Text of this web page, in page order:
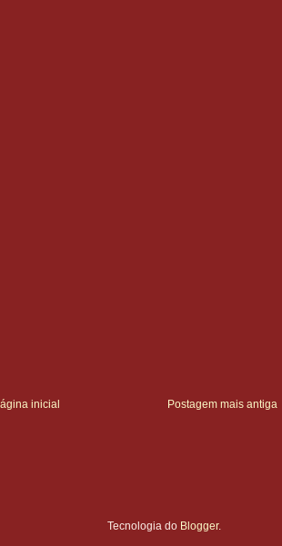
Postagem mais antiga
inicial
Tecnologia do Blogger.